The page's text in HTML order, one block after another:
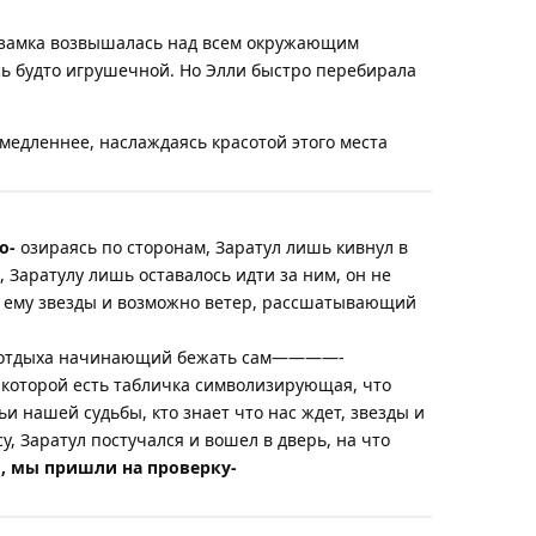
возвышалась над всем окружающим
будто игрушечной. Но Элли быстро перебирала
наслаждаясь красотой этого места
озираясь по сторонам, Заратул лишь кивнул в
лишь оставалось идти за ним, он не
ему звезды и возможно ветер, рассшатывающий
отдыха начинающий бежать сам————-
есть табличка символизирующая, что
нашей судьбы, кто знает что нас ждет, звезды и
Заратул постучался и вошел в дверь, на что
мы пришли на проверку-